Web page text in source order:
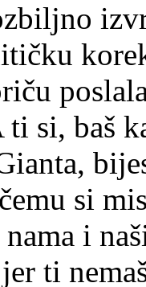
ti si, baš
si
i
ti